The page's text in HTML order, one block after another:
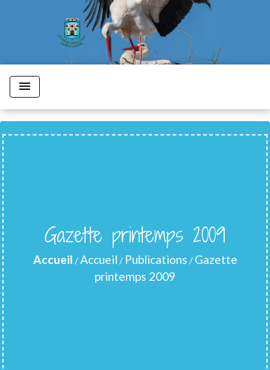
menu
Gazette printemps 2009
Accueil /Accueil / Publications / Gazette
printemps 2009